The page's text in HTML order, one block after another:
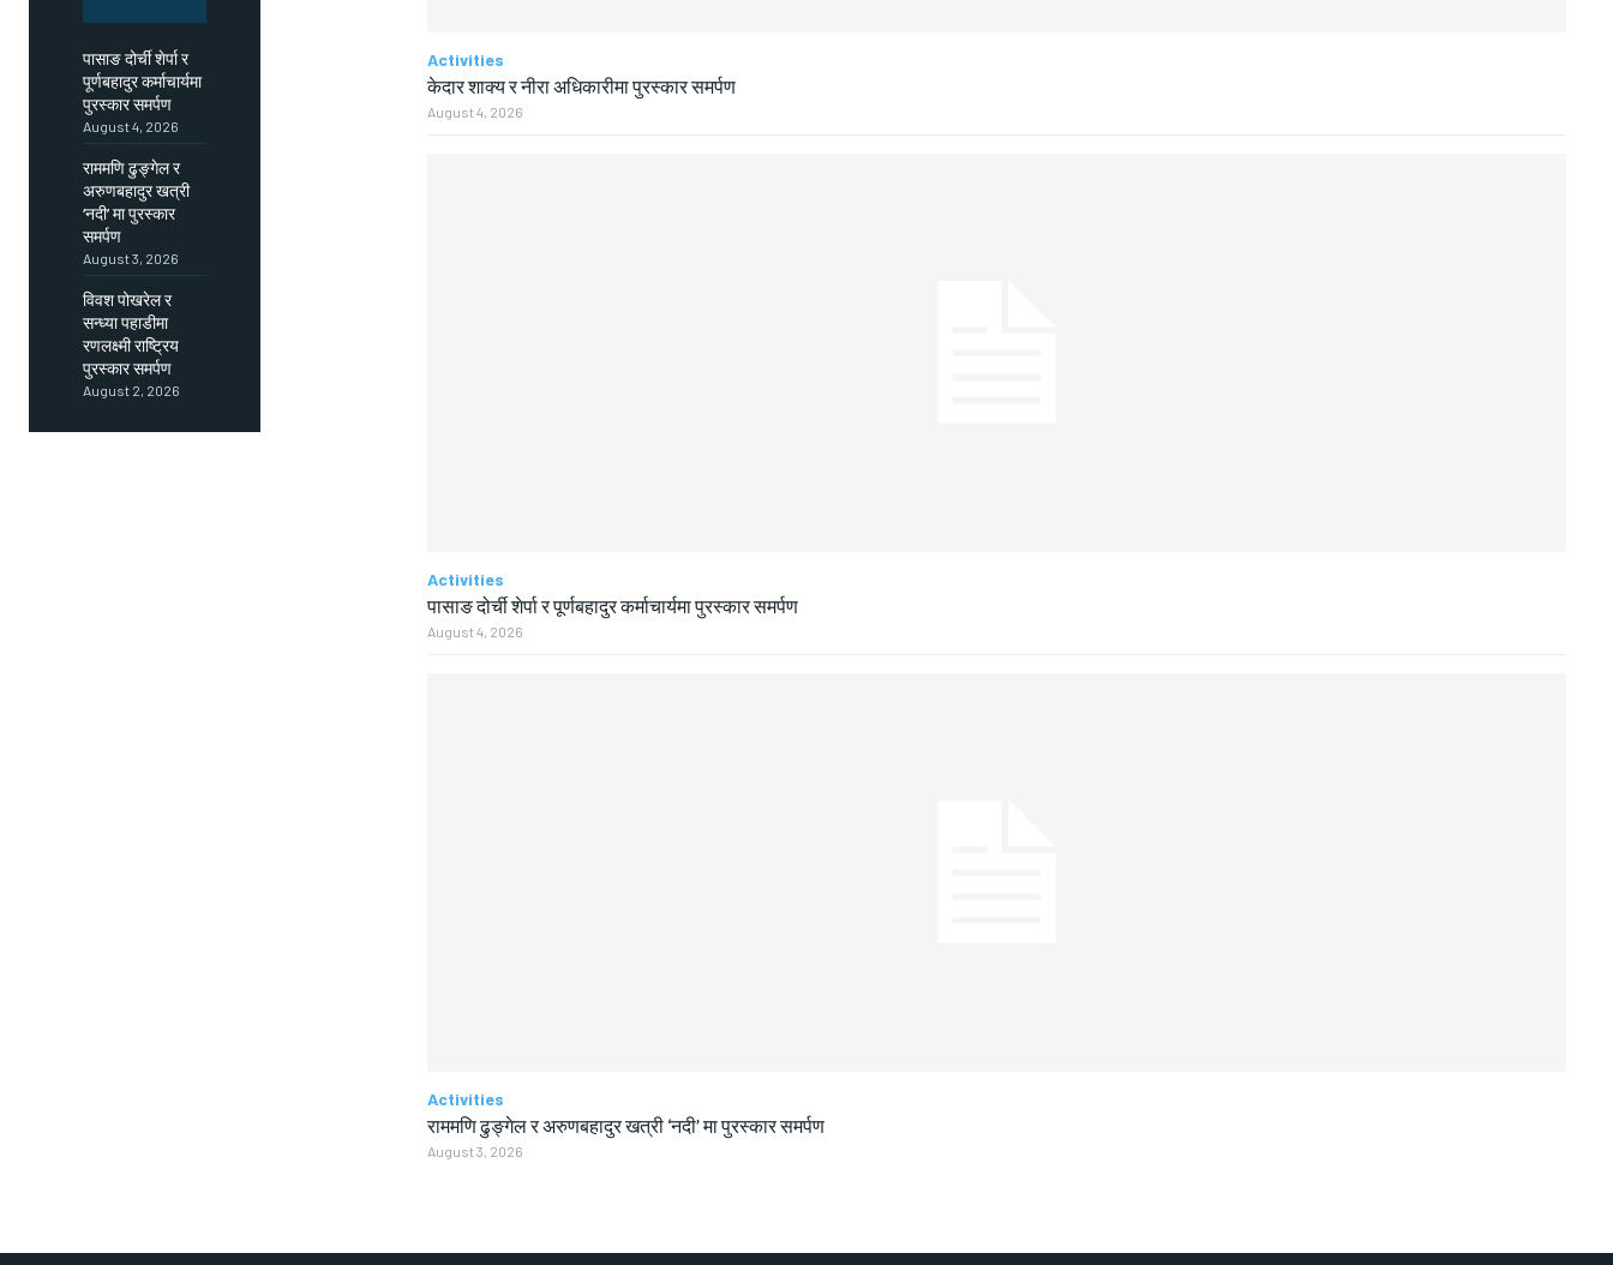
पासाङ दोर्ची शेर्पा र
पूर्णबहादुर कर्माचार्यमा
पुरस्कार समर्पण
August 4, 2026
राममणि ढुङ्गेल र
अरुणबहादुर खत्री
‘नदी’ मा पुरस्कार
समर्पण
August 3, 2026
विवश पोखरेल र
सन्ध्या पहाडीमा
रणलक्ष्मी राष्ट्रिय
पुरस्कार समर्पण
August 2, 2026
Activities
केदार शाक्य र नीरा अधिकारीमा पुरस्कार समर्पण
August 4, 2026
Activities
पासाङ दोर्ची शेर्पा र पूर्णबहादुर कर्माचार्यमा पुरस्कार समर्पण
August 4, 2026
Activities
राममणि ढुङ्गेल र अरुणबहादुर खत्री ‘नदी’ मा पुरस्कार समर्पण
August 3, 2026